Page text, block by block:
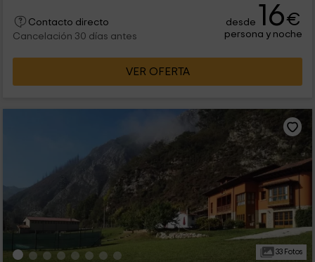
Contacto directo
Cancelación 30 días antes
desde 16€
persona y noche
VER OFERTA
33 Fotos